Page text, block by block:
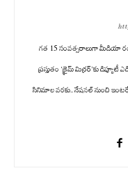
గత 15 సంవత్సరాలుగా మీడియా
ప్రస్తుతం ‘క్రైమ్ మిర్రర్’కు
సినిమాల వరకు.. నేషనల్ నుంచి